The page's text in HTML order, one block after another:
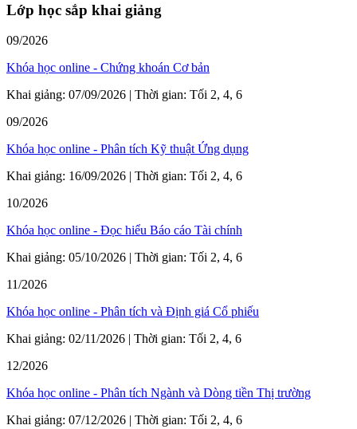
Lớp học sắp khai giảng
09/2026
Khóa học online - Chứng khoán Cơ bản
Khai giảng: 07/09/2026 | Thời gian: Tối 2, 4, 6
09/2026
Khóa học online - Phân tích Kỹ thuật Ứng dụng
Khai giảng: 16/09/2026 | Thời gian: Tối 2, 4, 6
10/2026
Khóa học online - Đọc hiểu Báo cáo Tài chính
Khai giảng: 05/10/2026 | Thời gian: Tối 2, 4, 6
11/2026
Khóa học online - Phân tích và Định giá Cổ phiếu
Khai giảng: 02/11/2026 | Thời gian: Tối 2, 4, 6
12/2026
Khóa học online - Phân tích Ngành và Dòng tiền Thị trường
Khai giảng: 07/12/2026 | Thời gian: Tối 2, 4, 6